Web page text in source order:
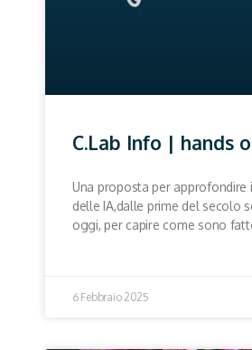
C.Lab Info | hands
Una proposta per approfondire
delle IA,dalle prime del secolo
oggi, per capire come sono
6 Febbraio 2025